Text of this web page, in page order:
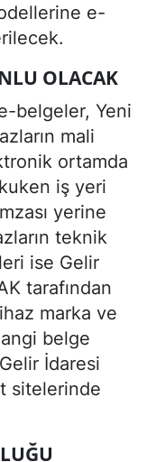
e-
OLACAK
belgeler, Yeni
mali
ortamda
iş yeri
yerine
teknik
ise Gelir
tarafından
marka ve
belge
İdaresi
sitelerinde